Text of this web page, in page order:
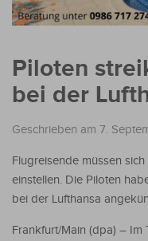
Piloten
bei der
Geschrieben am 7.
Flugreisende müssen
einstellen. Die Piloten
bei der Lufthansa
Frankfurt/Main (dpa) – Im